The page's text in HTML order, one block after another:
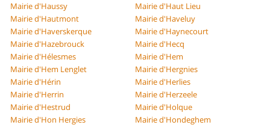
Mairie d'Haussy
Mairie d'Haut Lieu
Mairie d'Hautmont
Mairie d'Haveluy
Mairie d'Haverskerque
Mairie d'Haynecourt
Mairie d'Hazebrouck
Mairie d'Hecq
Mairie d'Hélesmes
Mairie d'Hem
Mairie d'Hem Lenglet
Mairie d'Hergnies
Mairie d'Hérin
Mairie d'Herlies
Mairie d'Herrin
Mairie d'Herzeele
Mairie d'Hestrud
Mairie d'Holque
Mairie d'Hon Hergies
Mairie d'Hondeghem